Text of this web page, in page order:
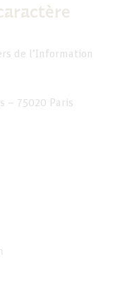
de l’Information
– 75020 Paris